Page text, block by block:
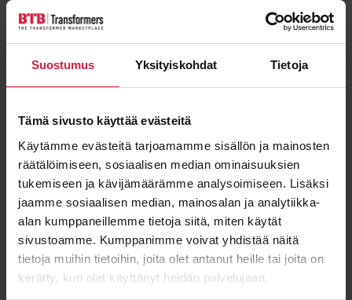
Suostumus Yksityiskohdat Tietoja
Tämä sivusto käyttää evästeitä
Käytämme evästeitä tarjoamamme sisällön ja mainosten
räätälöimiseen, sosiaalisen median ominaisuuksien
tukemiseen ja kävijämäärämme analysoimiseen. Lisäksi
jaamme sosiaalisen median, mainosalan ja analytiikka-
alan kumppaneillemme tietoja siitä, miten käytät
sivustoamme. Kumppanimme voivat yhdistää näitä
tietoja muihin tietoihin, joita olet antanut heille tai joita on
kerätty, kun olet käyttänyt heidän palvelujaan.
Efternamn
Meddelande